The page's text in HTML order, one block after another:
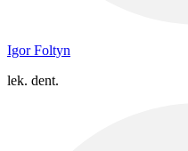
Igor Foltyn
lek. dent.